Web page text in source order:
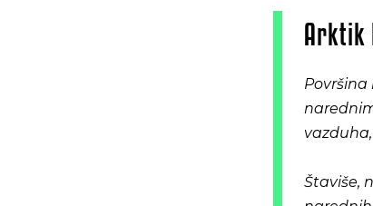
Arktik
Štaviše,